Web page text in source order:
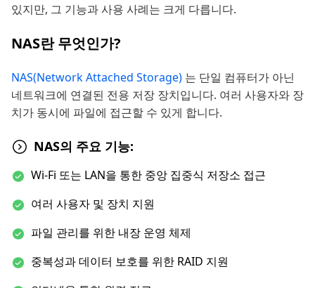
있지만, 그 기능과 사용 사례는 크게 다릅니다.
NAS란 무엇인가?
NAS(Network Attached Storage) 는 단일 컴퓨터가 아닌
네트워크에 연결된 전용 저장 장치입니다. 여러 사용자와 장
치가 동시에 파일에 접근할 수 있게 합니다.
NAS의 주요 기능:
Wi-Fi 또는 LAN을 통한 중앙 집중식 저장소 접근
여러 사용자 및 장치 지원
파일 관리를 위한 내장 운영 체제
중복성과 데이터 보호를 위한 RAID 지원